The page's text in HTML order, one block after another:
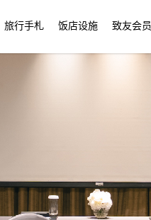
旅行手札 饭店设施 致友会员